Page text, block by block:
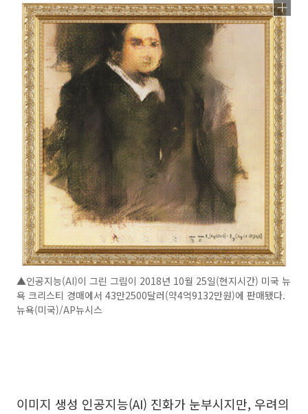
▲인공지능(AI)이 그린 그림이 2018년 10월 25일(현지시간) 미국 뉴
욕 크리스티 경매에서 43만2500달러(약4억9132만원)에 판매됐다.
뉴욕(미국)/AP뉴시스
이미지 생성 인공지능(AI) 진화가 눈부시지만, 우려의